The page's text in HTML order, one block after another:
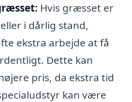
Hvis græsset er
i dårlig stand,
ekstra arbejde at få
Dette kan
pris, da ekstra tid
kan være